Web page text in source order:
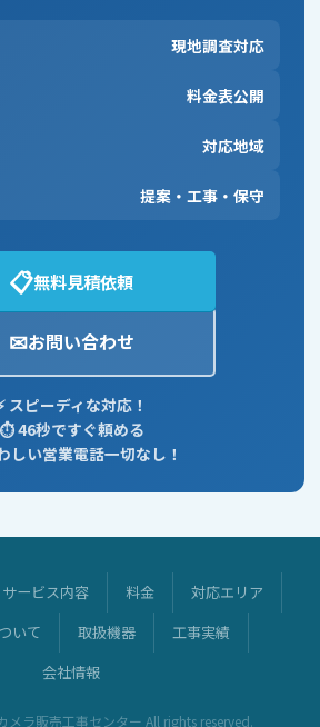
ターに個人情報を提供する場合
親権者その他法定代理人の同意を
とします。
令の改正、サービス内容の変更、
更することがあります。 変更後の
に掲載した時点から適用されるも
わせ窓口
に関するお問い合わせ、開示・訂
ご請求は、下記窓口までご連絡く
工事センター
会社PRO-TECT
千代田区神田佐久間町1丁目8番
秋葉原708
9173（10:00〜18:00）
3931（24時間受付）
center.jp
現地調査対応
料金表公開
対応地域
提案・工事・保守
📋無料見積依頼
✉お問い合わせ
スピーディな対応！
⏱️ 46秒ですぐ頼める
しい営業電話一切なし！
サービス内容 料金
対応エリア
いて
取扱機器
工事実績
会社情報
ラ販売工事センター All rights reserved.